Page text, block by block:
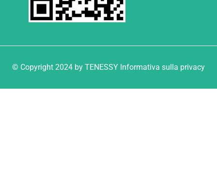
© Copyright 2024 by TENESSY Informativa sulla privacy